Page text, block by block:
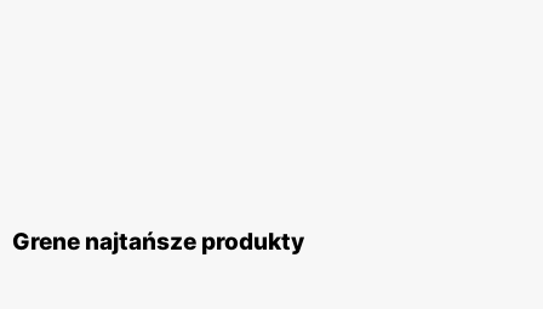
Grene najtańsze produkty